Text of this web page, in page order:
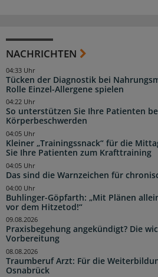
NACHRICHTEN
Tücken der Diagnostik bei
Rolle Einzel-Allergene spielen
04:33 Uhr
So unterstützen Sie Ihre Patienten
Körperbeschwerden
04:22 Uhr
Kleiner „Trainingssnack“ für die
Sie Ihre Patienten zum Krafttraining
04:05 Uhr
Das sind die Warnzeichen für
04:05 Uhr
Buhlinger-Göpfarth: „Mit Plänen
vor dem Hitzetod!“
04:00 Uhr
Praxisbegehung angekündigt? Die
Vorbereitung
09.08.2026
Traumberuf Arzt: Für die
Osnabrück
08.08.2026